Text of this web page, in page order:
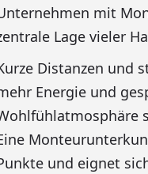
mit
Lage vieler
Distanzen und
Energie und
und eignet